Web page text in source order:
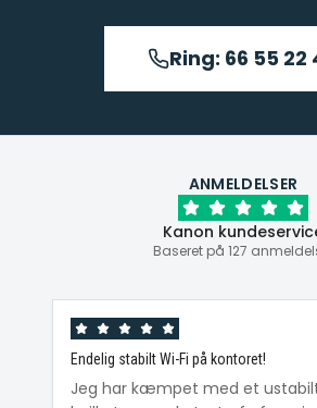
Ring: 66 55 22
ANMELDELSER
Kanon
Baseret på 127
Endelig stabilt Wi-Fi på kontoret!
Jeg har kæmpet med et